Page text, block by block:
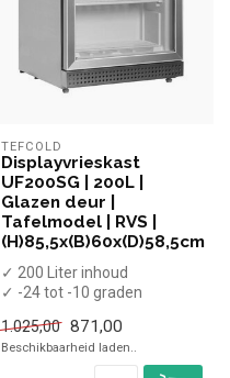
TEFCOLD
Displayvrieskast
UF200SG | 200L |
Glazen deur |
Tafelmodel | RVS |
(H)85,5x(B)60x(D)58,5cm
✓ 200 Liter inhoud
✓ -24 tot -10 graden
✓ Breedte 60 cm, diepte 58...
1.025,00 871,00
Beschikbaarheid laden..